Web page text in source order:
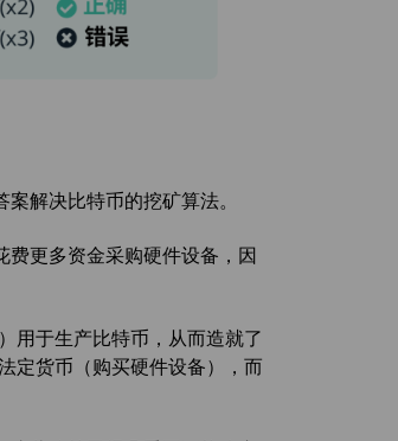
解决比特币的挖矿算法。
更多资金采购硬件设备，因
用于生产比特币，从而造就了
定货币（购买硬件设备），而